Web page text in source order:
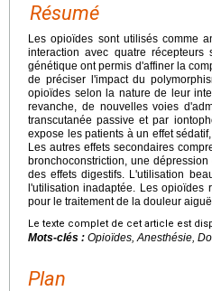
Résumé
Les opioïdes sont utilisés comme
interaction avec quatre
génétique ont permis d'affiner la
de préciser l'impact du
opioïdes selon la nature de leur
revanche, de nouvelles voies
transcutanée passive et par
expose les patients à un effet
Les autres effets secondaires
bronchoconstriction, une
des effets digestifs. L'utilisation
l'utilisation inadaptée. Les opioïdes
pour le traitement de la douleur
Le texte complet de cet article est
Mots-clés : Opioïdes, Anesthésie,
Plan